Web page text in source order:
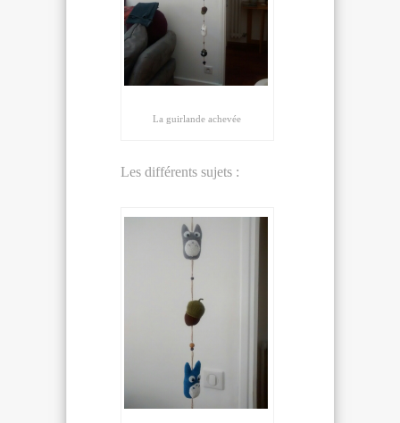
La guirlande achevée
Les différents sujets :